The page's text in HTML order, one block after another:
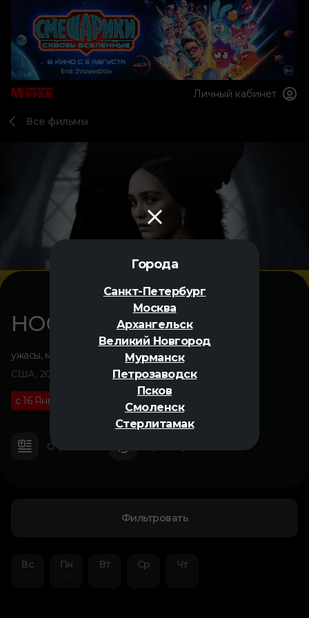
Города
Санкт-Петербург
Москва
Архангельск
Великий Новгород
Мурманск
Петрозаводск
Псков
Смоленск
Стерлитамак
Личный кабинет
Все фильмы
НОСФЕРАТУ
ужасы,мелодрама
США, 2024
с 16 Января 02 ч 12 м
О фильме
Фильтровать
Вс
Пн
Вт
Ср
Чт